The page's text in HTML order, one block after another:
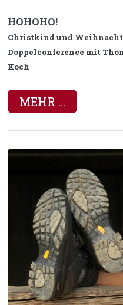
HOHOHO!
Christkind und
Doppelconference mit
Koch
MEHR ...